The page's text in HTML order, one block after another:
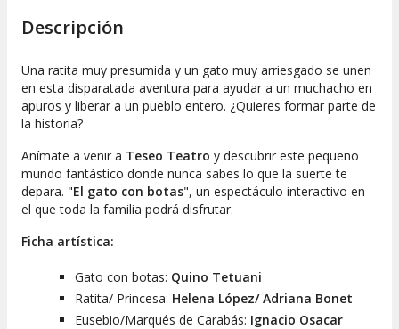
Descripción
Una ratita muy presumida y un gato muy arriesgado se unen
en esta disparatada aventura para ayudar a un muchacho en
apuros y liberar a un pueblo entero. ¿Quieres formar parte de
la historia?
Anímate a venir a Teseo Teatro y descubrir este pequeño
mundo fantástico donde nunca sabes lo que la suerte te
depara. "El gato con botas", un espectáculo interactivo en
el que toda la familia podrá disfrutar.
Ficha artística:
Gato con botas: Quino Tetuani
Ratita/ Princesa: Helena López/ Adriana Bonet
Eusebio/Marqués de Carabás: Ignacio Osacar